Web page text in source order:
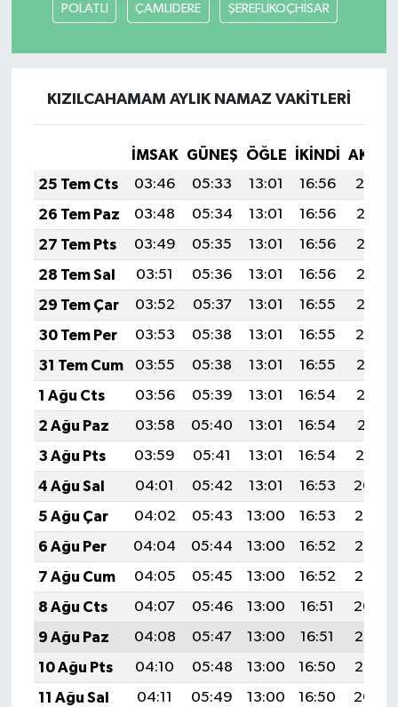
POLATLI ÇAMLIDERE ŞEREFLİKOÇHİSAR
KIZILCAHAMAM AYLIK NAMAZ VAKITLERI
İMSAK GÜNEŞ ÖĞLE İKINDI
25 Tem Cts
03:46 05:33 13:01 16:56
20:19
26 Tem Paz
03:48 05:34 13:01 16:56
20:18
27 Tem Pts
03:49 05:35 13:01 16:56
20:17
28 Tem Sal
03:51 05:36 13:01 16:56
20:16
29 Tem Çar
03:52 05:37 13:01 16:55
20:15
30 Tem Per
03:53 05:38 13:01 16:55
20:14
31 Tem Cum
03:55 05:38 13:01 16:55
20:13
1 Ağu Cts
03:56 05:39 13:01 16:54
20:12
2 Ağu Paz
03:58 05:40 13:01 16:54
20:11
3 Ağu Pts
03:59 05:41 13:01 16:54
20:10
4 Ağu Sal
04:01 05:42 13:01 16:53
20:09
5 Ağu Çar
04:02 05:43 13:00 16:53
20:08
6 Ağu Per
04:04 05:44 13:00 16:52
20:07
7 Ağu Cum
04:05 05:45 13:00 16:52
20:05
8 Ağu Cts
04:07 05:46 13:00 16:51
20:04
9 Ağu Paz
04:08 05:47 13:00 16:51
20:03
10 Ağu Pts
04:10 05:48 13:00 16:50
20:02
11 Ağu Sal
04:11 05:49 13:00 16:50
20:00